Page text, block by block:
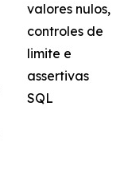
valores nulos,
controles de
limite e
assertivas
SQL